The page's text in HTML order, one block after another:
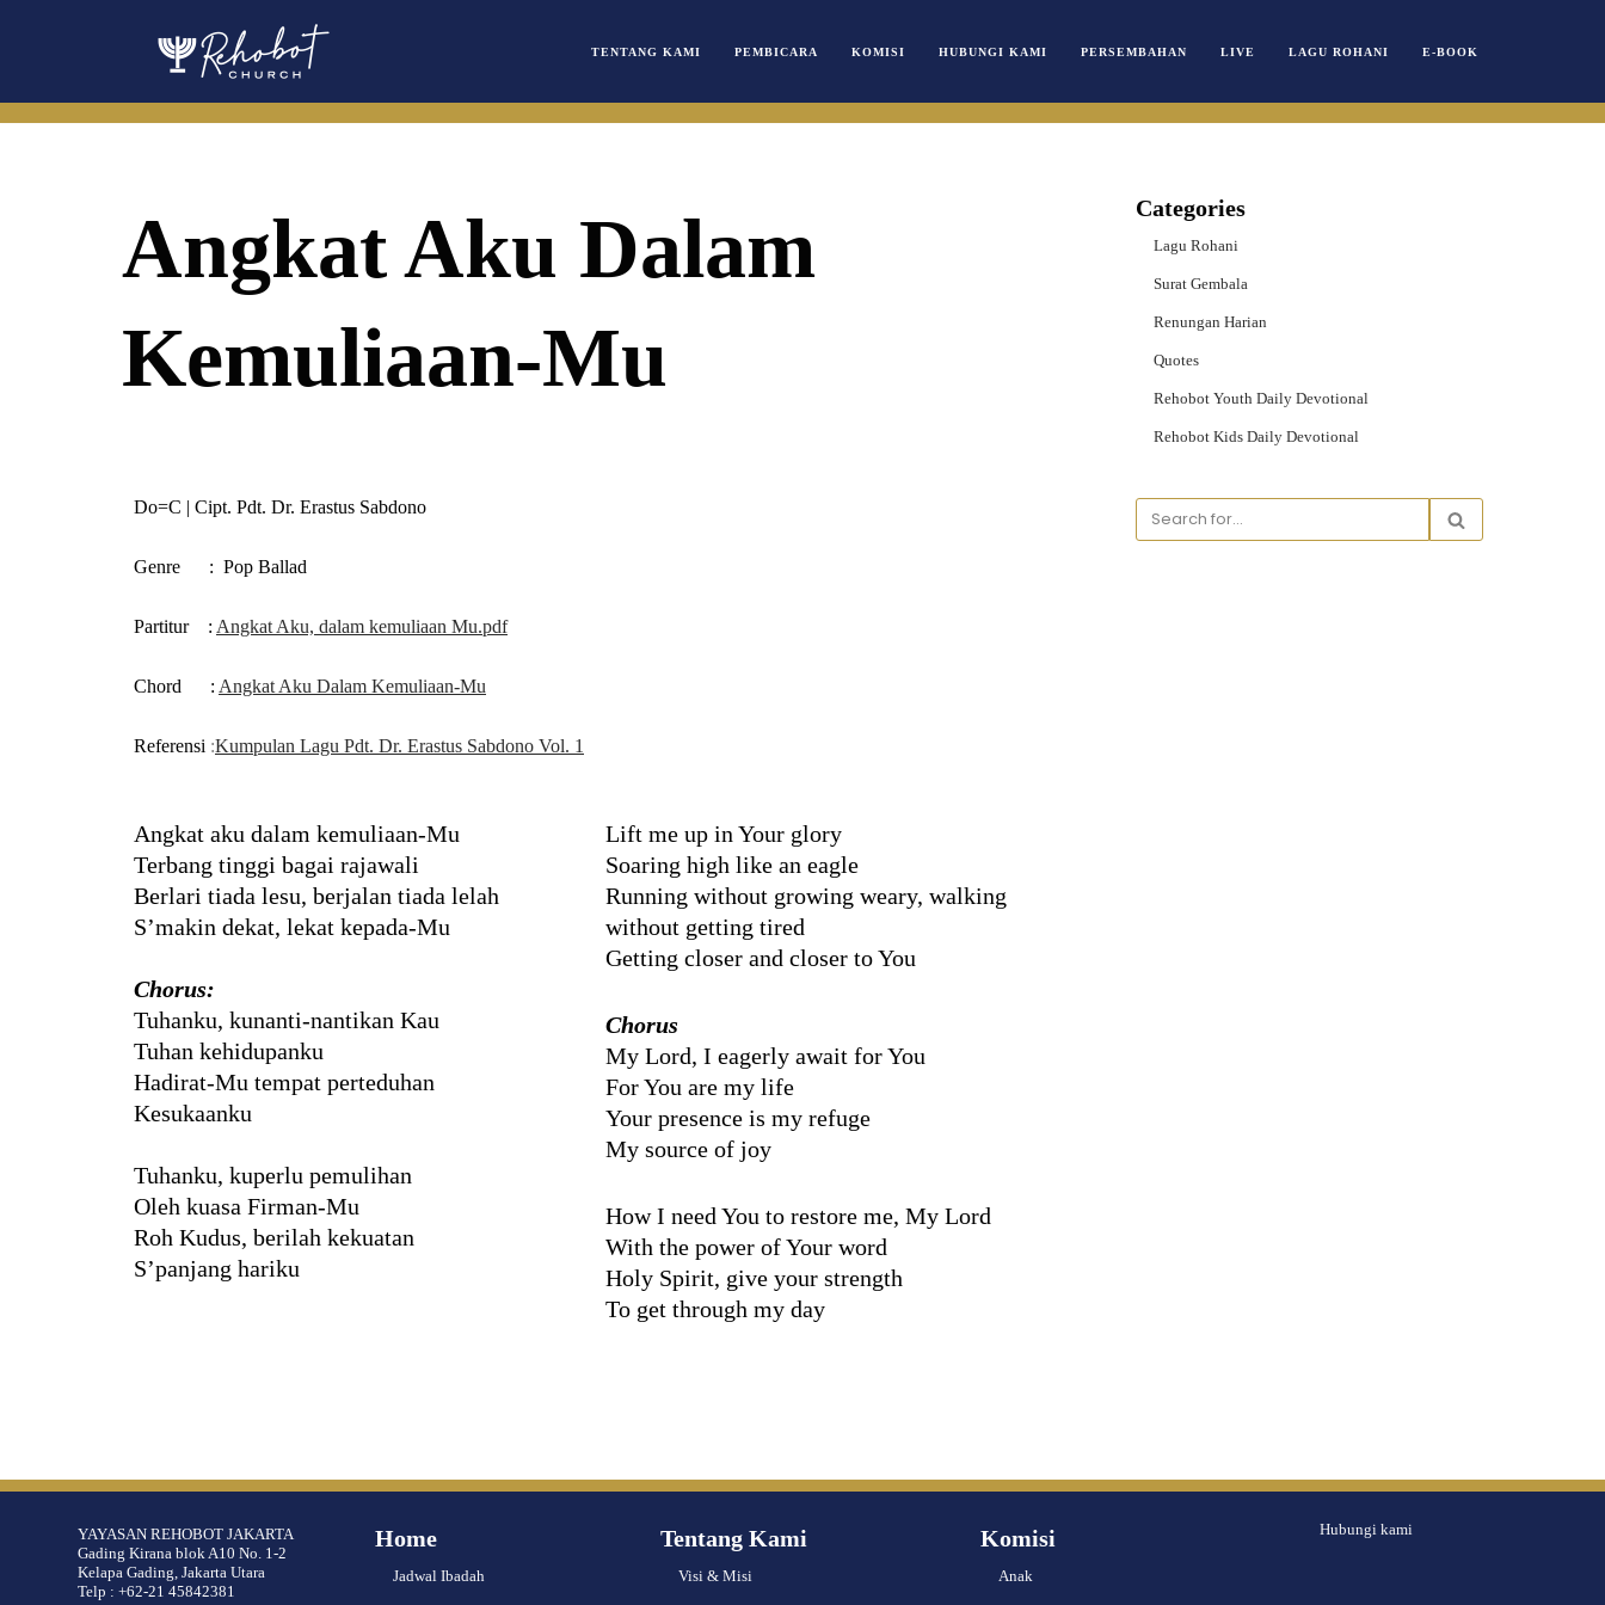
TENTANG KAMI PEMBICARA KOMISI HUBUNGI KAMI PERSEMBAHAN LIVE LAGU ROHANI E-BOOK
Angkat Aku Dalam
Kemuliaan-Mu
Do=C | Cipt. Pdt. Dr. Erastus Sabdono
Genre : Pop Ballad
Partitur : Angkat Aku, dalam kemuliaan Mu.pdf
Chord : Angkat Aku Dalam Kemuliaan-Mu
Referensi :Kumpulan Lagu Pdt. Dr. Erastus Sabdono Vol. 1
Angkat aku dalam kemuliaan-Mu
Terbang tinggi bagai rajawali
Berlari tiada lesu, berjalan tiada lelah
S’makin dekat, lekat kepada-Mu
Chorus:
Tuhanku, kunanti-nantikan Kau
Tuhan kehidupanku
Hadirat-Mu tempat perteduhan
Kesukaanku
Tuhanku, kuperlu pemulihan
Oleh kuasa Firman-Mu
Roh Kudus, berilah kekuatan
S’panjang hariku
Lift me up in Your glory
Soaring high like an eagle
Running without growing weary, walking
without getting tired
Getting closer and closer to You
Chorus
My Lord, I eagerly await for You
For You are my life
Your presence is my refuge
My source of joy
How I need You to restore me, My Lord
With the power of Your word
Holy Spirit, give your strength
To get through my day
Categories
Lagu Rohani
Surat Gembala
Renungan Harian
Quotes
Rehobot Youth Daily Devotional
Rehobot Kids Daily Devotional
YAYASAN REHOBOT JAKARTA
Gading Kirana blok A10 No. 1-2
Kelapa Gading, Jakarta Utara
Telp : +62-21 45842381
Home
Jadwal Ibadah
Tentang Kami
Visi & Misi
Komisi
Anak
Hubungi kami